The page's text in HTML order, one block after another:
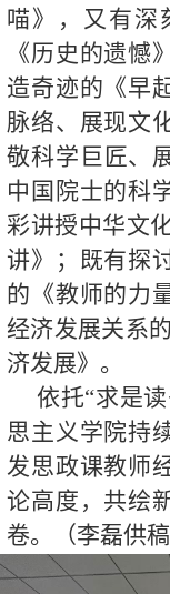
喵》，又有深
《历史的遗憾
造奇迹的《早
脉络、展现文
敬科学巨匠、
中国院士的科
彩讲授中华文
讲》；既有探
的《教师的力
经济发展关系
济发展》。
依托“求是
思主义学院持
发思政课教师
论高度，共绘
卷。（李磊供稿